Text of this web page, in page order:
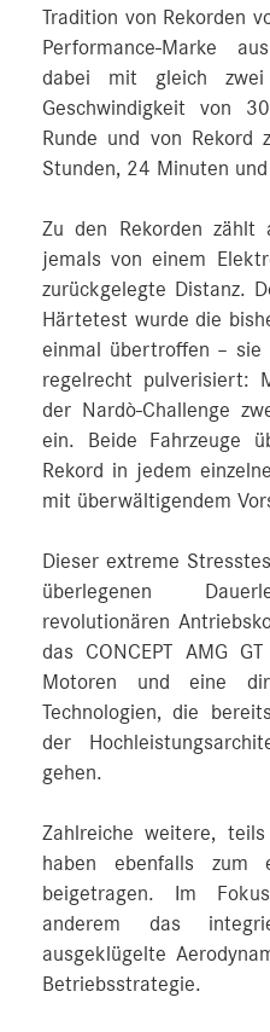
Tradition von Rekorden
Performance-Marke
dabei mit gleich zwei
Geschwindigkeit von
Runde und von Rekord
Stunden, 24 Minuten
Zu den Rekorden
jemals von einem
zurückgelegte Distanz.
Härtetest wurde die
einmal übertroffen – sie
regelrecht pulverisiert:
der Nardò-Challenge
ein. Beide Fahrzeuge
Rekord in jedem
mit überwältigendem
Dieser extreme
überlegenen
revolutionären
das CONCEPT AMG
Motoren und eine
Technologien, die
der
gehen.
Zahlreiche weitere,
haben ebenfalls zum
beigetragen. Im
anderem das
ausgeklügelte
Betriebsstrategie.